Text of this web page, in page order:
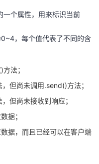
个属性，用来标识当前
，每个值代表了不同的含
法；
但尚未调用.send()方法；
但尚未接收到响应；
据；
据，而且已经可以在客户端